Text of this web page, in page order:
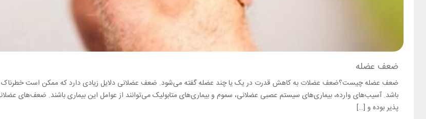
ضعف عضله
ضعف عضله چیست؟ضعف عضلات به کاهش قدرت در یک یا چند عضله گفته می‌شود. ضعف عضلانی دلایل زیادی دارد که ممکن است خطرناک
باشد. آسیب‌های وارده، بیماری‌های سیستم عصبی عضلانی، سموم و بیماری‌های متابولیک می‌توانند از عوامل این بیماری باشند. ضعف‌های
پذیر بوده و […]